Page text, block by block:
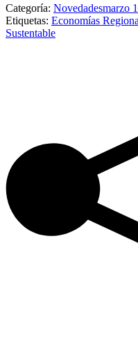
Categoría: Novedadesmarzo
Etiquetas: Economías
Sustentable